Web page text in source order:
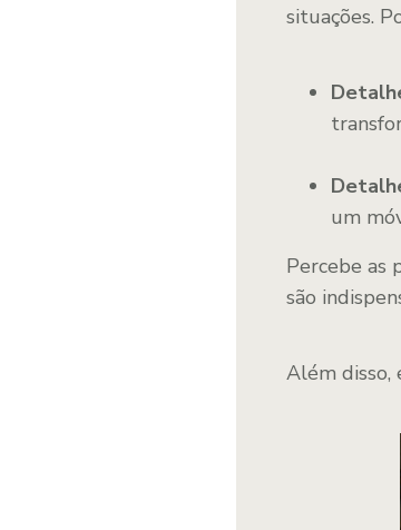
situações.
um
Percebe as
são
Além disso,